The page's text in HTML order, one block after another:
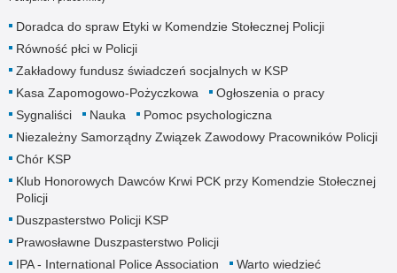
Doradca do spraw Etyki w Komendzie Stołecznej Policji
Równość płci w Policji
Zakładowy fundusz świadczeń socjalnych w KSP
Kasa Zapomogowo-Pożyczkowa
Ogłoszenia o pracy
Sygnaliści
Nauka
Pomoc psychologiczna
Niezależny Samorządny Związek Zawodowy Pracowników Policji
Chór KSP
Klub Honorowych Dawców Krwi PCK przy Komendzie Stołecznej
Policji
Duszpasterstwo Policji KSP
Prawosławne Duszpasterstwo Policji
IPA - International Police Association
Warto wiedzieć